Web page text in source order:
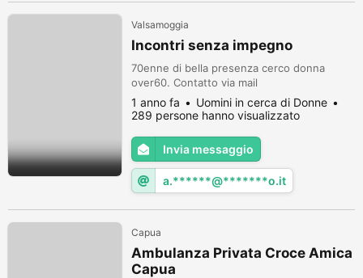
Valsamoggia
Incontri senza impegno
70enne di bella presenza cerco donna
over60. Contatto via mail
1 anno fa
Uomini in cerca di Donne
289 persone hanno visualizzato
Invia messaggio
a.******@*******o.it
Capua
Ambulanza Privata Croce Amica
Capua